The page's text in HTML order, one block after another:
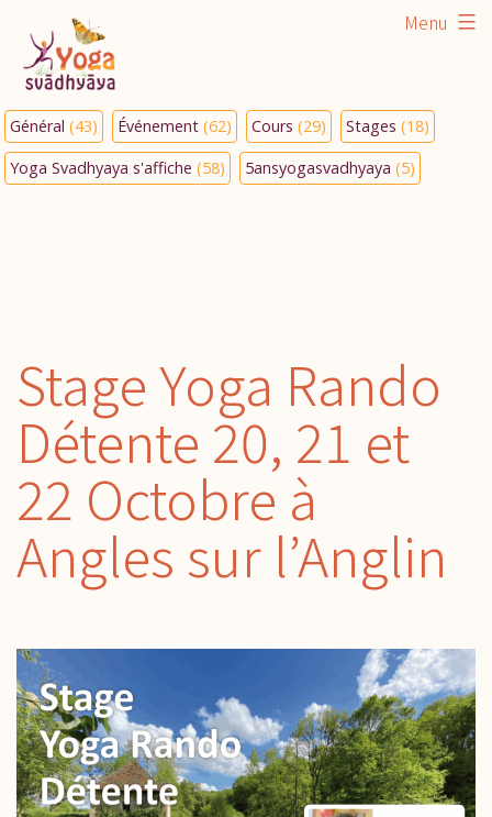
contenu
Menu
Général (43) Événement (62) Cours (29) Stages (18)
Yoga Svadhyaya s'affiche (58) 5ansyogasvadhyaya (5)
Stage Yoga Rando
Détente 20, 21 et
22 Octobre à
Angles sur l’Anglin